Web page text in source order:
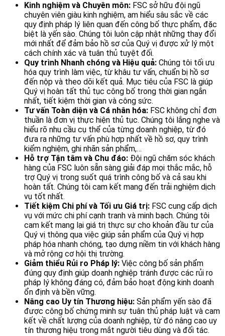
Kinh nghiệm và Chuyên môn: FSC sở hữu đội ngũ
chuyên viên giàu kinh nghiệm, am hiểu sâu sắc về các
quy định pháp lý liên quan đến công bố thực phẩm, đặc
biệt là yến sào. Chúng tôi luôn cập nhật những thay đổi
mới nhất để đảm bảo hồ sơ của Quý vị được xử lý một
cách chính xác và tuân thủ tuyệt đối.
Quy trình Nhanh chóng và Hiệu quả: Chúng tôi tối ưu
hóa quy trình làm việc, từ khâu tư vấn, chuẩn bị hồ sơ
đến nộp và theo dõi kết quả. Mục tiêu của FSC là giúp
Quý vị hoàn tất thủ tục công bố trong thời gian ngắn
nhất, tiết kiệm thời gian và công sức.
Tư vấn Toàn diện và Cá nhân hóa: FSC không chỉ đơn
thuần là đơn vị thực hiện thủ tục. Chúng tôi lắng nghe và
hiểu rõ nhu cầu cụ thể của từng doanh nghiệp, từ đó
đưa ra những tư vấn phù hợp nhất về hồ sơ, quy trình
kiểm nghiệm, ghi nhãn sản phẩm,…
Hỗ trợ Tận tâm và Chu đáo: Đội ngũ chăm sóc khách
hàng của FSC luôn sẵn sàng giải đáp mọi thắc mắc, hỗ
trợ Quý vị trong suốt quá trình công bố và cả sau khi
hoàn tất. Chúng tôi cam kết mang đến trải nghiệm dịch
vụ tốt nhất.
Tiết kiệm Chi phí và Tối ưu Giá trị: FSC cung cấp dịch
vụ với mức chi phí cạnh tranh và minh bạch. Chúng tôi
cam kết mang lại giá trị thực sự cho khoản đầu tư của
Quý vị thông qua việc giúp sản phẩm của Quý vị hợp
pháp hóa nhanh chóng, tạo dựng niềm tin với khách hàng
và mở rộng cơ hội thị trường.
Giảm thiểu Rủi ro Pháp lý: Việc công bố sản phẩm
đúng quy định giúp doanh nghiệp tránh được các rủi ro
pháp lý không đáng có, đảm bảo hoạt động kinh doanh
ổn định và bền vững.
Nâng cao Uy tín Thương hiệu: Sản phẩm yến sào đã
được công bố chứng minh sự tuân thủ pháp luật và cam
kết về chất lượng của doanh nghiệp, từ đó nâng cao uy
tín thương hiệu trong mắt người tiêu dùng và đối tác.